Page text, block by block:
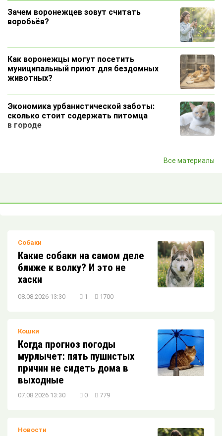
Зачем воронежцев зовут считать
воробьёв?
Как воронежцы могут посетить
муниципальный приют для бездомных
животных?
Экономика урбанистической заботы:
сколько стоит содержать питомца
в городе
Как грамотно составить объявление о
5 мифов о кормлении домашних
питомцев
Обратите внимание: ваша кошка здесь!
Какой домашний питомец подойдёт вам
по знаку зодиака?
В поисках дома: котики, которые ждут
именно вас
Все материалы
Собаки
Какие собаки на самом деле
ближе к волку? И это не
хаски
08.08.2026 13:30 1 1700
Кошки
Когда прогноз погоды
мурлычет: пять пушистых
причин не сидеть дома в
выходные
07.08.2026 13:30 0 779
Новости